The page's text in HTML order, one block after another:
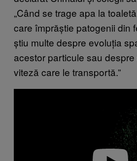
„Când se trage apa la
care împrăștie patogenii din
știu multe despre evoluția
acestor particule sau
viteză care le transportă.”